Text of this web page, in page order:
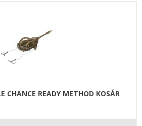
CHANCE READY METHOD KOSÁR